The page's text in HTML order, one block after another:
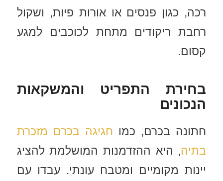
רכה, כגון פנסים או אורות פיות, ושקול
רחבת ריקודים מתחת לכוכבים למגע
קסום.
בחירת התפריט והמשקאות
הנכונים
חתונה בכרם, כמו חגיגה בכרם מזכרת
בתיה, היא ההזדמנות המושלמת להציג
יינות מקומיים ומטבח עונתי. עבדו עם